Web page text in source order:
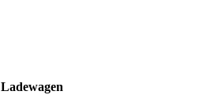
Ladewagen